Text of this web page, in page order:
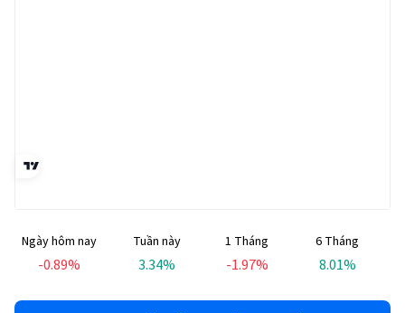
Ngày hôm nay
-0.89%
Tuần này
3.34%
1 Tháng
-1.97%
6 Tháng
8.01%